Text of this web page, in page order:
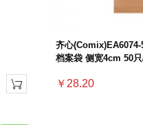

齐心
档案袋 侧宽4cm 50
￥28.20